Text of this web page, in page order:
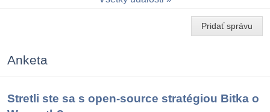
Pridať správu
Anketa
Stretli ste sa s open-source stratégiou Bitka o